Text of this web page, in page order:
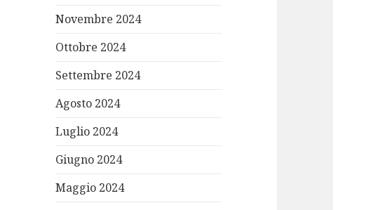
Novembre 2024
Ottobre 2024
Settembre 2024
Agosto 2024
Luglio 2024
Giugno 2024
Maggio 2024